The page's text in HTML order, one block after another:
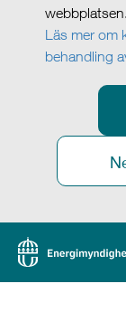
webbplatsen.
Läs mer om
behandling